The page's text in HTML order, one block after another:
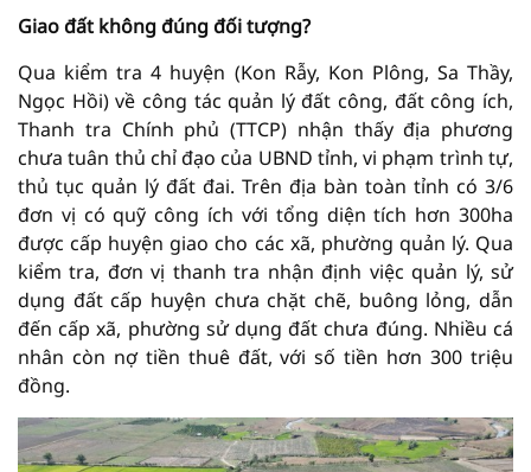
Giao đất không đúng đối tượng?
Qua kiểm tra 4 huyện (Kon Rẫy, Kon Plông, Sa Thầy,
Ngọc Hồi) về công tác quản lý đất công, đất công ích,
Thanh tra Chính phủ (TTCP) nhận thấy địa phương
chưa tuân thủ chỉ đạo của UBND tỉnh, vi phạm trình tự,
thủ tục quản lý đất đai. Trên địa bàn toàn tỉnh có 3/6
đơn vị có quỹ công ích với tổng diện tích hơn 300ha
được cấp huyện giao cho các xã, phường quản lý. Qua
kiểm tra, đơn vị thanh tra nhận định việc quản lý, sử
dụng đất cấp huyện chưa chặt chẽ, buông lỏng, dẫn
đến cấp xã, phường sử dụng đất chưa đúng. Nhiều cá
nhân còn nợ tiền thuê đất, với số tiền hơn 300 triệu
đồng.